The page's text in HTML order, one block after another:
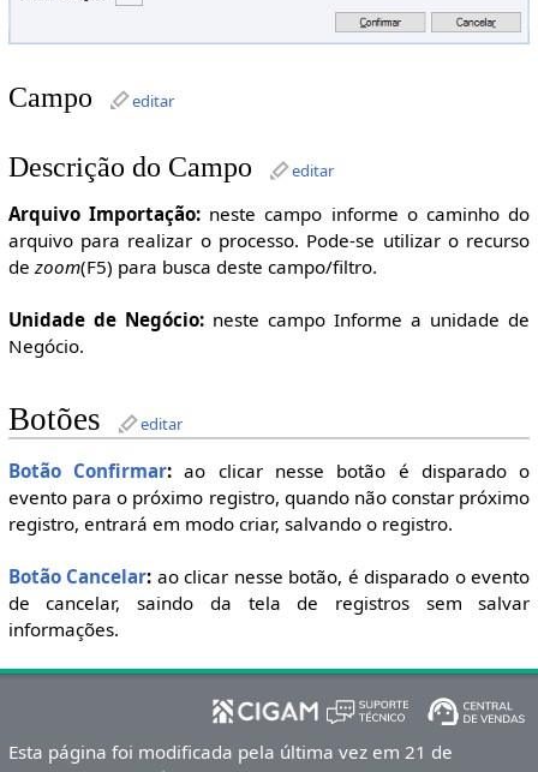
Campo editar
Descrição do Campo editar
Arquivo Importação: neste campo informe o caminho do
arquivo para realizar o processo. Pode-se utilizar o recurso
dezoom(F5) para busca deste campo/filtro.
Unidade de Negócio:neste campo Informe a unidade de
Negócio.
Botões editar
Botão Confirmar: ao clicar nesse botão é disparado o
evento para o próximo registro, quando não constar próximo
registro, entrará em modo criar, salvando o registro.
Botão Cancelar: ao clicar nesse botão, é disparado o evento
de cancelar, saindo da tela de registros sem salvar
informações.
Esta página foi modificada pela última vez em 21 de